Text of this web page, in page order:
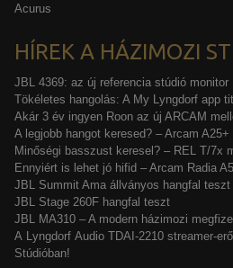
Acurus
HÍREK A HÁZIMOZI
JBL 4369: az új referencia stúdió monitor
Tökéletes hangolás: A My Lyngdorf app
Akár 3 év ingyen Roon az új ARCAM
A legjobb hangot keresed? – Arcam
Minőségi basszust keresel? – REL T/7x
Ennyiért is lehet jó hifid – Arcam Radia
JBL Summit Ama állványos hangfal teszt
JBL Stage 260F hangfal teszt
JBL MA310 – A modern házimozi
A Lyngdorf Audio TDAI-2210 streamer-
Stúdióban!